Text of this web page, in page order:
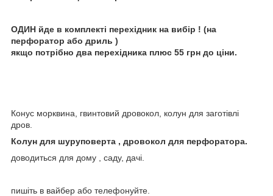
ОДИН йде в комплекті перехідник на вибір ! (на
перфоратор або дриль )
якщо потрібно два перехідника плюс 55 грн до ціни.
Конус морквина, гвинтовий дровокол, колун для заготівлі
дров.
Колун для шуруповерта , дровокол для перфоратора.
доводиться для дому , саду, дачі.
пишіть в вайбер або телефонуйте.